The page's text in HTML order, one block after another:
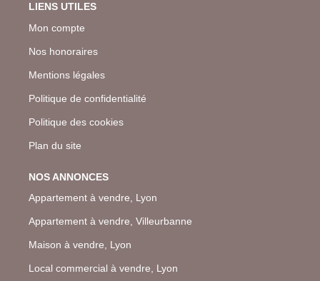
LIENS UTILES
Mon compte
Nos honoraires
Mentions légales
Politique de confidentialité
Politique des cookies
Plan du site
NOS ANNONCES
Appartement à vendre, Lyon
Appartement à vendre, Villeurbanne
Maison à vendre, Lyon
Local commercial à vendre, Lyon